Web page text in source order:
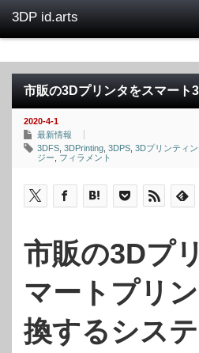
市販の3Dプリンタをスマート
2020-4-1
最新情報
3DFS 3DPrinting 3DPS 3Dプリンティ
ジー
フィラメント
市販の3Dプ
マートプリ
換するシス